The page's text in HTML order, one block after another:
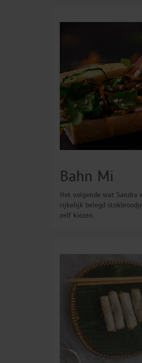
Bahn Mi
Het volgende wat Sandra
rijkelijk belegd
zelf kiezen.